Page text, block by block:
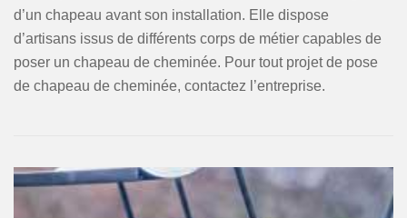
d’un chapeau avant son installation. Elle dispose
d’artisans issus de différents corps de métier capables de
poser un chapeau de cheminée. Pour tout projet de pose
de chapeau de cheminée, contactez l’entreprise.